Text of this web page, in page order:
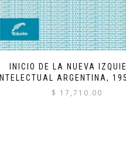
INICIO DE LA NUEVA
INTELECTUAL ARGENTINA,
$ 17,710.00